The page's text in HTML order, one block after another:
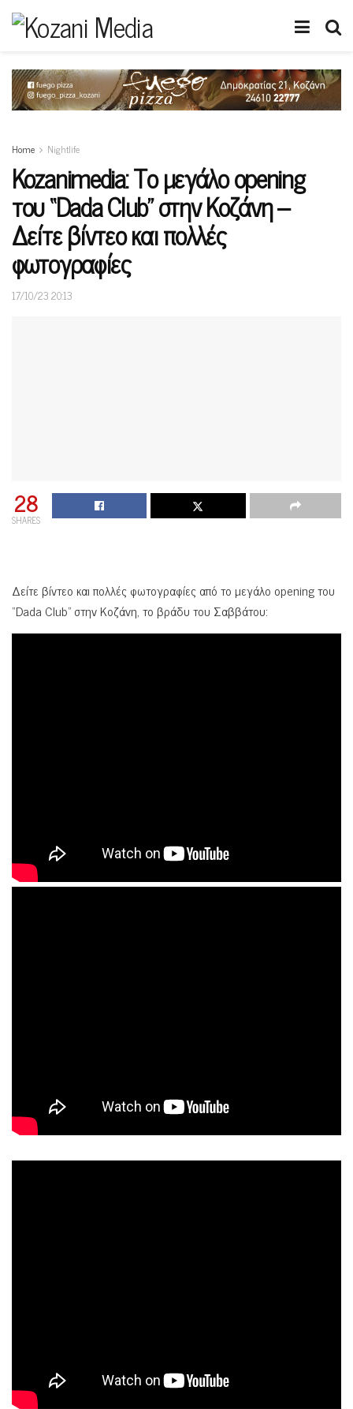
Home Nightlife
Kozanimedia: Το μεγάλο opening
του “Dada Club” στην Κοζάνη –
Δείτε βίντεο και πολλές
φωτογραφίες
17/10/23 20:13
28
SHARES
Δείτε βίντεο και πολλές φωτογραφίες από το μεγάλο opening του
“Dada Club” στην Κοζάνη, το βράδυ του Σαββάτου: